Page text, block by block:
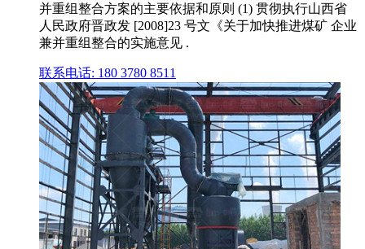
并重组整合方案的主要依据和原则 (1) 贯彻执行山西省
人民政府晋政发 [2008]23 号文《关于加快推进煤矿 企业
兼并重组整合的实施意见 .
联系电话: 180 3780 8511